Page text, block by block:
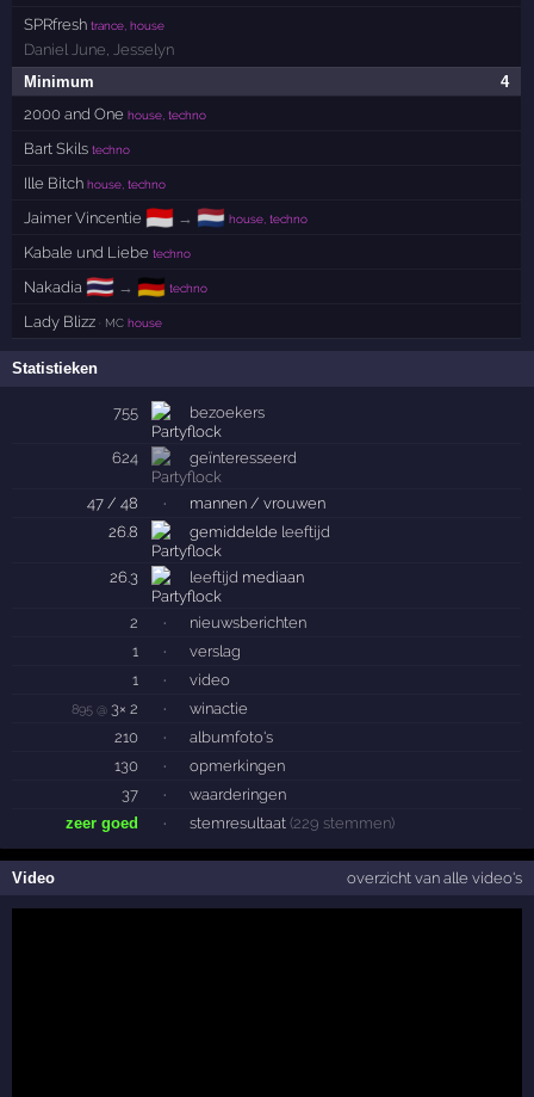
SPRfresh trance, house
Daniel June,Jesselyn
4
Minimum
2000 and One house, techno
Bart Skils techno
Ille Bitch house, techno
Jaimer Vincentie 🇮🇩 → 🇳🇱 house, techno
Kabale und Liebe techno
Nakadia 🇹🇭 → 🇩🇪 techno
Lady Blizz · MC house
Statistieken
755 bezoekers
624 geïnteresseerd
47 / 48 ·
mannen / vrouwen
26.8
gemiddelde leeftijd
26.3 leeftijd mediaan
2 ·
nieuwsberichten
1
·
verslag
1
· video
895 @ 3× 2 ·
winactie
210
·
albumfoto's
130
·
opmerkingen
37
·
waarderingen
zeer goed
· stemresultaat (229 stemmen)
Video overzicht van alle video's